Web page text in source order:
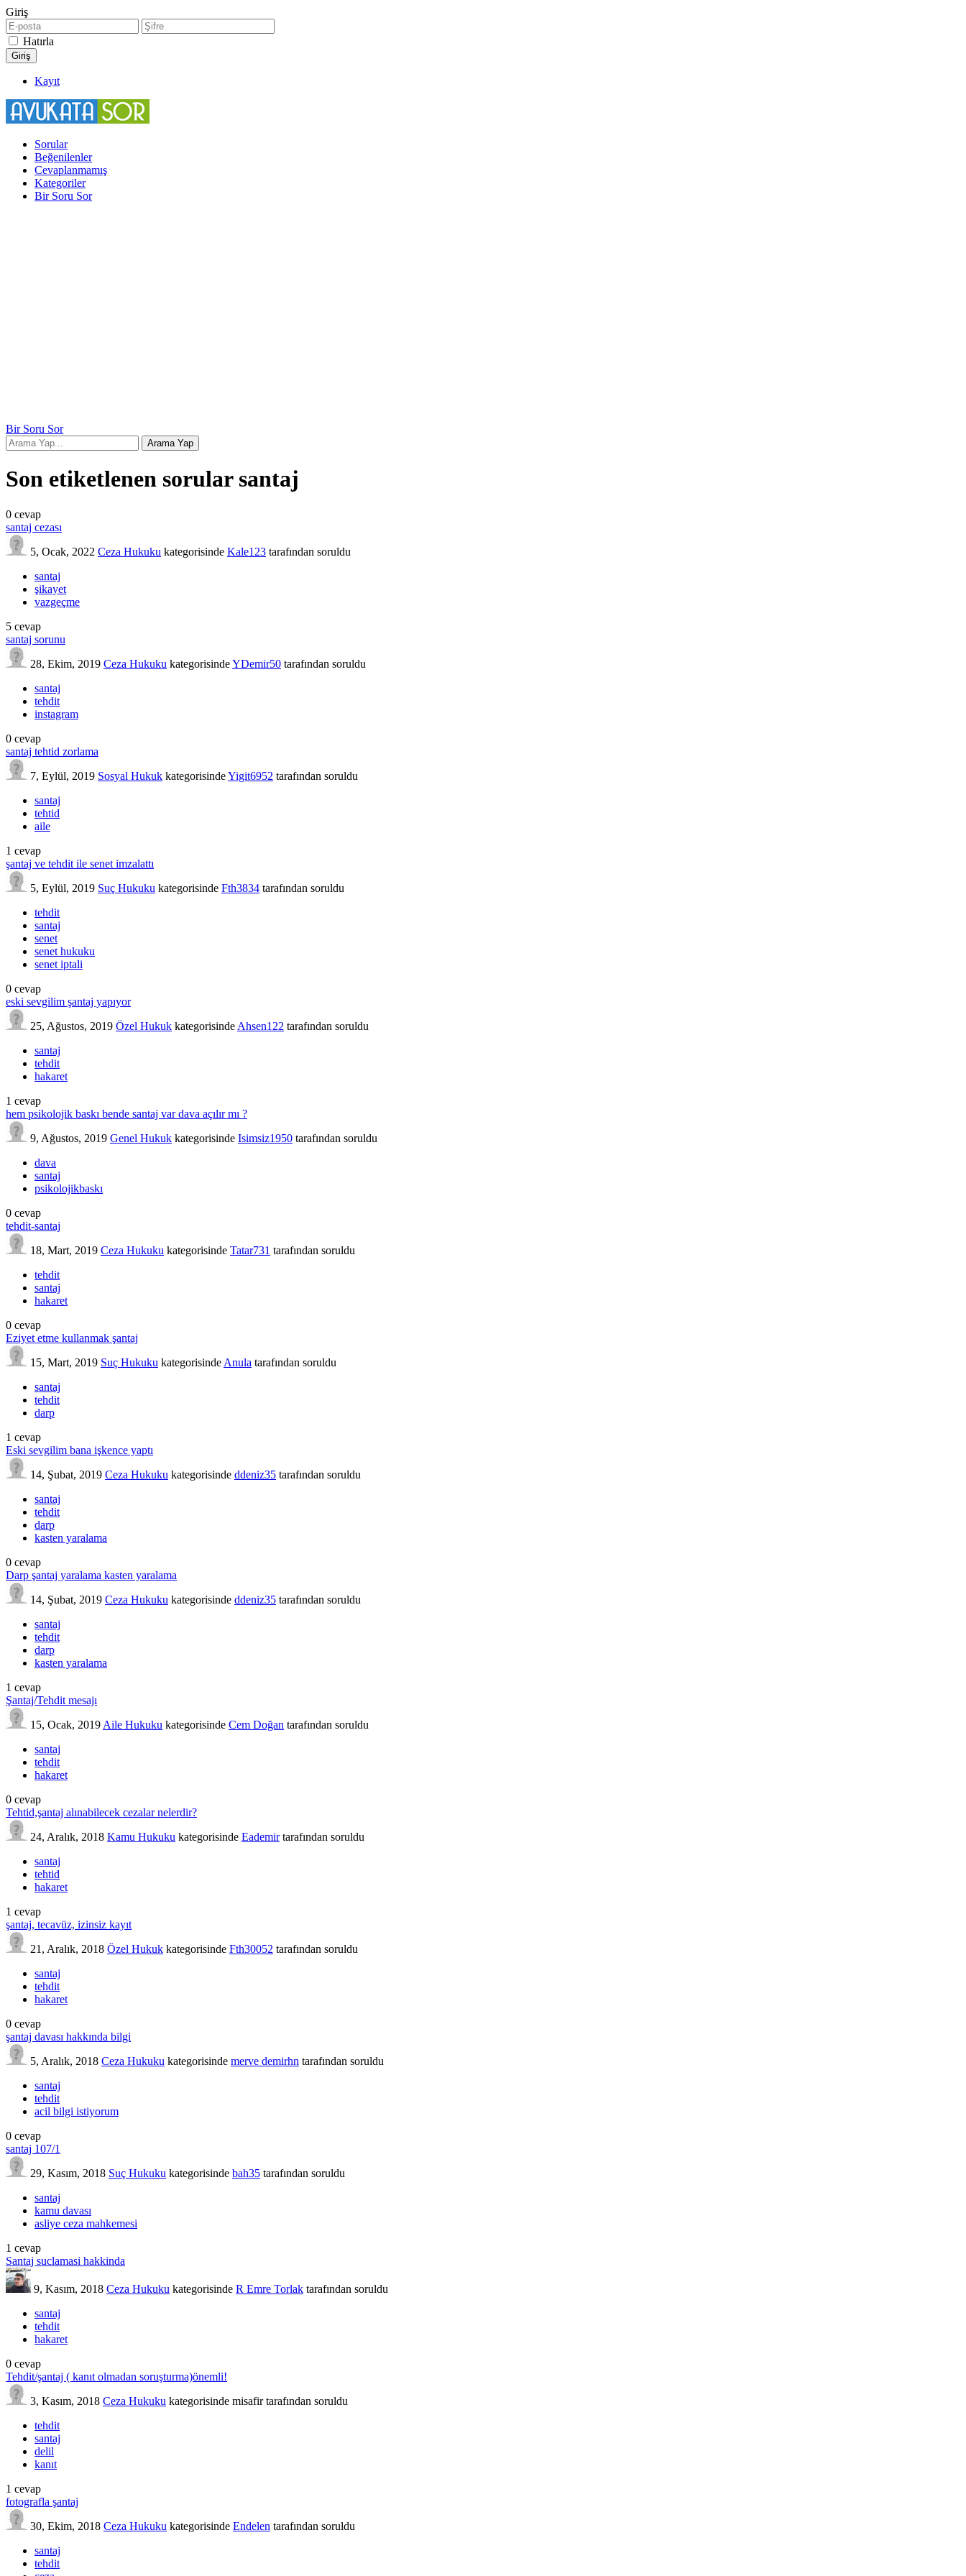
Giriş
Hatırla
Kayıt
Sorular
Beğenilenler
Cevaplanmamış
Kategoriler
Bir Soru Sor
Bir Soru Sor
Son etiketlenen sorular santaj
0 cevap
santaj cezası
5, Ocak, 2022 Ceza Hukuku kategorisinde Kale123 tarafından soruldu
santaj
şikayet
vazgeçme
5 cevap
santaj sorunu
28, Ekim, 2019 Ceza Hukuku kategorisindeYDemir50 tarafından soruldu
santaj
tehdit
instagram
0 cevap
santaj tehtid zorlama
7, Eylül, 2019 Sosyal Hukuk kategorisindeYigit6952 tarafından soruldu
santaj
tehtid
aile
1 cevap
şantaj ve tehdit ile senet imzalattı
5, Eylül, 2019 Suç Hukuku kategorisinde Fth3834 tarafından soruldu
tehdit
santaj
senet
senet hukuku
senet iptali
0 cevap
eski sevgilim şantaj yapıyor
25, Ağustos, 2019 Özel Hukuk kategorisinde Ahsen122 tarafından soruldu
santaj
tehdit
hakaret
1 cevap
hem psikolojik baskı bende santaj var dava açılır mı ?
9, Ağustos, 2019 Genel Hukuk kategorisinde Isimsiz1950 tarafından soruldu
dava
santaj
psikolojikbaskı
0 cevap
tehdit-santaj
18, Mart, 2019 Ceza Hukuku kategorisinde Tatar731 tarafından soruldu
tehdit
santaj
hakaret
0 cevap
Eziyet etme kullanmak şantaj
15, Mart, 2019 Suç Hukuku kategorisinde Anula tarafından soruldu
santaj
tehdit
darp
1 cevap
Eski sevgilim bana işkence yaptı
14, Şubat, 2019 Ceza Hukuku kategorisinde ddeniz35 tarafından soruldu
santaj
tehdit
darp
kasten yaralama
0 cevap
Darp şantaj yaralama kasten yaralama
14, Şubat, 2019 Ceza Hukuku kategorisinde ddeniz35 tarafından soruldu
santaj
tehdit
darp
kasten yaralama
1 cevap
Şantaj/Tehdit mesajı
15, Ocak, 2019 Aile Hukuku kategorisinde Cem Doğan tarafından soruldu
santaj
tehdit
hakaret
0 cevap
Tehtid,şantaj alınabilecek cezalar nelerdir?
24, Aralık, 2018 Kamu Hukuku kategorisinde Eademir tarafından soruldu
santaj
tehtid
hakaret
1 cevap
şantaj, tecavüz, izinsiz kayıt
21, Aralık, 2018 Özel Hukuk kategorisinde Fth30052 tarafından soruldu
santaj
tehdit
hakaret
0 cevap
şantaj davası hakkında bilgi
5, Aralık, 2018 Ceza Hukuku kategorisinde merve demirhn tarafından soruldu
santaj
tehdit
acil bilgi istiyorum
0 cevap
santaj 107/1
29, Kasım, 2018 Suç Hukuku kategorisinde bah35 tarafından soruldu
santaj
kamu davası
asliye ceza mahkemesi
1 cevap
Santaj suclamasi hakkinda
9, Kasım, 2018 Ceza Hukuku kategorisinde R Emre Torlak tarafından soruldu
santaj
tehdit
hakaret
0 cevap
Tehdit/şantaj ( kanıt olmadan soruşturma)önemli!
3, Kasım, 2018 Ceza Hukuku kategorisinde misafir tarafından soruldu
tehdit
santaj
delil
kanıt
1 cevap
fotografla şantaj
30, Ekim, 2018 Ceza Hukuku kategorisinde Endelen tarafından soruldu
santaj
tehdit